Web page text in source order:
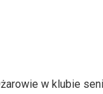
w klubie